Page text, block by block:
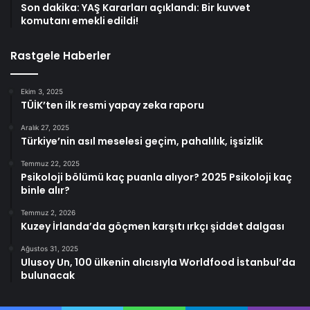
Son dakika: YAŞ Kararları açıklandı: Bir kuvvet
komutanı emekli edildi!
Rastgele Haberler
Ekim 3, 2025
TÜİK’ten ilk resmi yapay zeka raporu
Aralık 27, 2025
Türkiye’nin asıl meselesi geçim, pahalılık, işsizlik
Temmuz 22, 2025
Psikoloji bölümü kaç puanla alıyor? 2025 Psikoloji kaç
binle alır?
Temmuz 2, 2026
Kuzey İrlanda’da göçmen karşıtı ırkçı şiddet dalgası
Ağustos 31, 2025
Ulusoy Un, 100 ülkenin alıcısıyla Worldfood İstanbul’da
bulunacak